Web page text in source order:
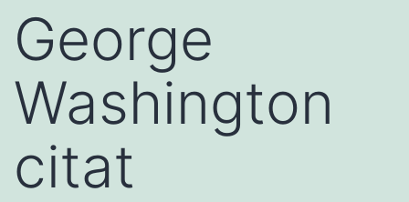
George
Washington
citat